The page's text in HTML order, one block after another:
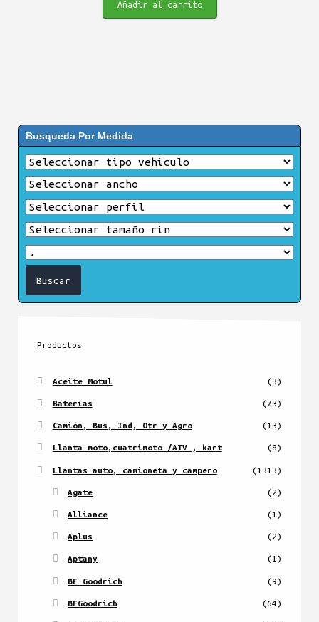
Añadir al carrito
Busqueda Por Medida
Productos
Aceite Motul (3)
Baterías (73)
Camión, Bus, Ind, Otr y Agro (13)
Llanta moto,cuatrimoto /ATV , kart (8)
Llantas auto, camioneta y campero (1313)
Agate (2)
Alliance (1)
Aplus (2)
Aptany (1)
BF Goodrich (9)
BFGoodrich (64)